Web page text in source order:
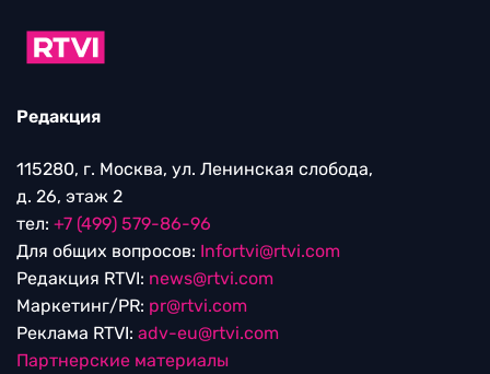
Редакция
115280, г. Москва, ул. Ленинская слобода,
д. 26, этаж 2
тел: +7 (499) 579-86-96
Для общих вопросов: Infortvi@rtvi.com
Редакция RTVI: news@rtvi.com
Маркетинг/PR: pr@rtvi.com
Реклама RTVI: adv-eu@rtvi.com
Партнерские материалы